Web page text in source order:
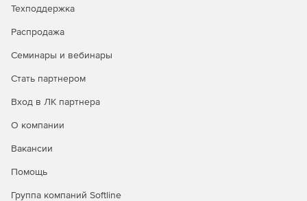
Техподдержка
Распродажа
Семинары и вебинары
Стать партнером
Вход в ЛК партнера
О компании
Вакансии
Помощь
Группа компаний Softline